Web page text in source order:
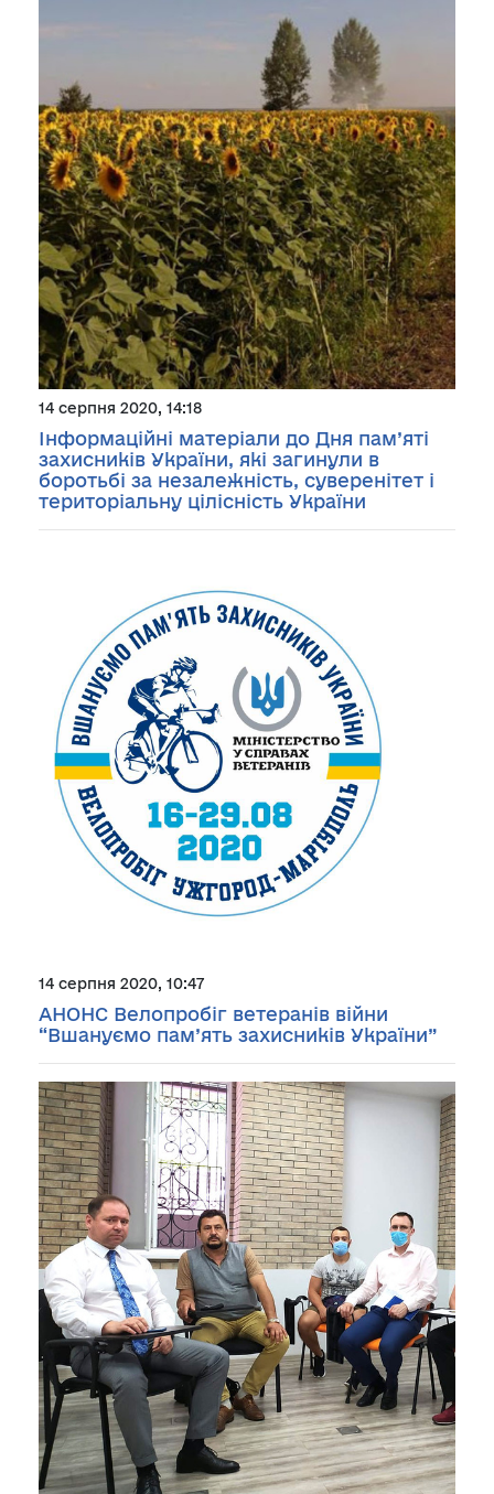
14 серпня 2020, 14:18
Інформаційні матеріали до Дня пам’яті
захисників України, які загинули в
боротьбі за незалежність, суверенітет і
територіальну цілісність України
14 серпня 2020, 10:47
АНОНС Велопробіг ветеранів війни
“Вшануємо пам’ять захисників України”